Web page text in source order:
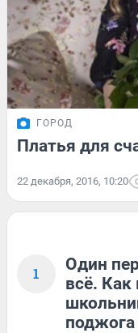
ГОРОД
Платья для
22 декабря, 2016, 10:20
1
Один
всё.
поджога